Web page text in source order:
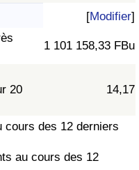
[Modifier]
1 101 158,33 FBu
20
14,17
cours des 12 derniers
au cours des 12